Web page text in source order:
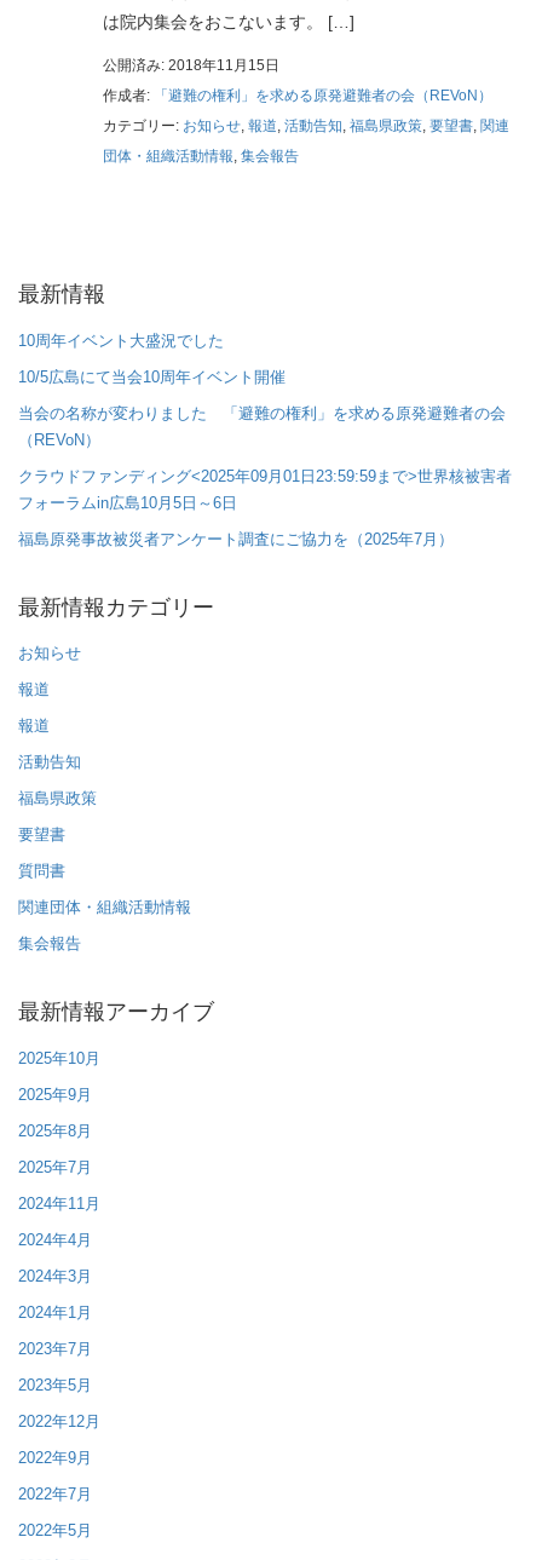
は院内集会をおこないます。 […]
公開済み: 2018年11月15日
作成者:
「避難の権利」を求める原発避難者の会（REVoN）
カテゴリー: お知らせ, 報道, 活動告知, 福島県政策, 要望書, 関連
団体・組織活動情報, 集会報告
最新情報
10周年イベント大盛況でした
10/5広島にて当会10周年イベント開催
当会の名称が変わりました 「避難の権利」を求める原発避難者の会
（REVoN）
クラウドファンディング<2025年09月01日23:59:59まで>世界核被害者
フォーラムin広島10月5日～6日
福島原発事故被災者アンケート調査にご協力を（2025年7月）
最新情報カテゴリー
お知らせ
報道
報道
活動告知
福島県政策
要望書
質問書
関連団体・組織活動情報
集会報告
最新情報アーカイブ
2025年10月
2025年9月
2025年8月
2025年7月
2024年11月
2024年4月
2024年3月
2024年1月
2023年7月
2023年5月
2022年12月
2022年9月
2022年7月
2022年5月